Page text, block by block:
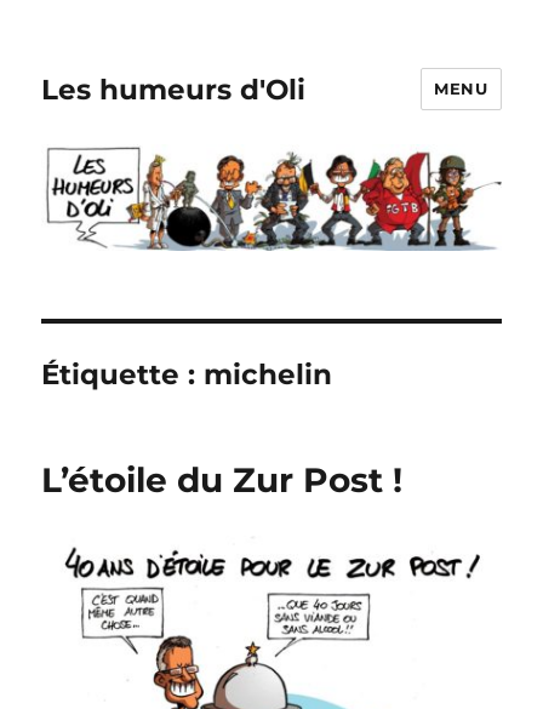
Les humeurs d'Oli MENU
Étiquette : michelin
L’étoile du Zur Post !